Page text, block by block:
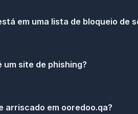
em uma lista de bloqueio de
um site de phishing?
arriscado em ooredoo.qa?